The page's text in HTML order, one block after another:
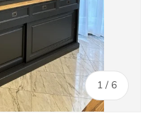
1 / von
6